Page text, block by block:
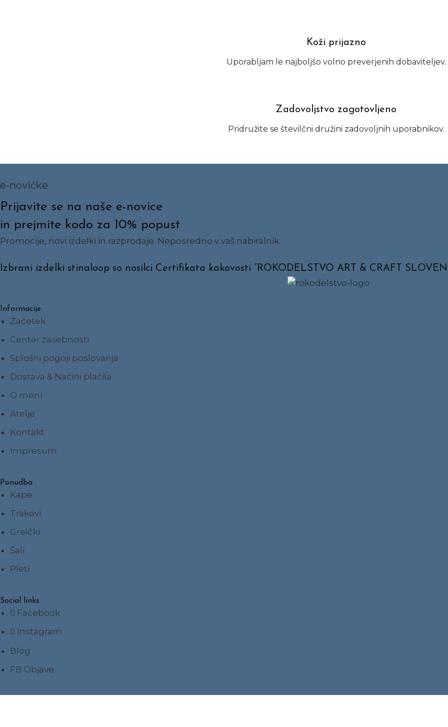
Koži prijazno
Uporabljam le najboljšo volno preverjenih dobaviteljev.
Zadovoljstvo zagotovljeno
Pridružite se številčni družini zadovoljnih uporabnikov.
e-novičke
Prijavite se na naše e-novice
in prejmite kodo za 10% popust
Promocije, novi izdelki in razprodaje. Neposredno v vaš nabiralnik.
Izbrani izdelki stinaloop so nosilci Certifikata kakovosti ”ROKODELSTVO ART & CRAFT
Informacije
Začetek
Center zasebnosti
Splošni pogoji poslovanja
Dostava & Načini plačila
O meni
Atelje
Kontakt
Impresum
Ponudba
Kape
Trakovi
Grelčki
Šali
Pleti
Social links
Facebook
Instagram
Blog
FB Objave